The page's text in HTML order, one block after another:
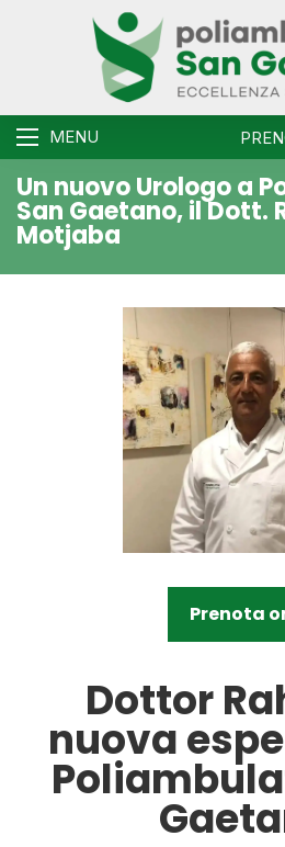
Un nuovo Urologo a
San Gaetano, il Dott.
Motjaba
Prenota
Dottor
nuova
MENU